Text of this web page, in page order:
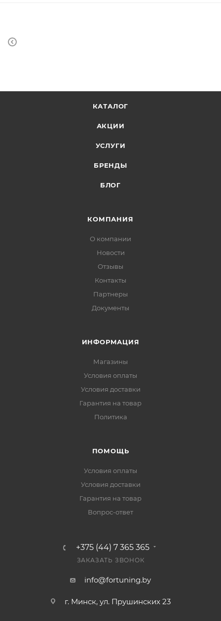
КАТАЛОГ
АКЦИИ
УСЛУГИ
БРЕНДЫ
БЛОГ
КОМПАНИЯ
О компании
Новости
Отзывы
Контакты
Партнеры
Документы
ИНФОРМАЦИЯ
Магазины
Условия оплаты
Условия доставки
Гарантия на товар
Политика
ПОМОЩЬ
Условия оплаты
Условия доставки
Гарантия на товар
Вопрос-ответ
+375 (44) 7 365 365
ЗАКАЗАТЬ ЗВОНОК
info@fortuning.by
г. Минск, ул. Прушинских 23